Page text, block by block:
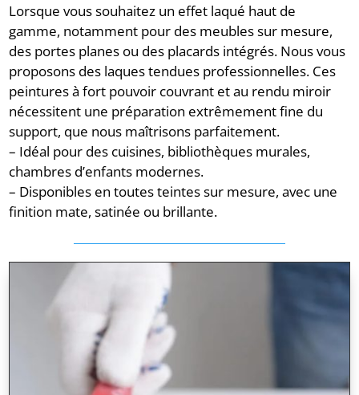
Lorsque vous souhaitez un effet laqué haut de
gamme, notamment pour des meubles sur mesure,
des portes planes ou des placards intégrés. Nous vous
proposons des laques tendues professionnelles. Ces
peintures à fort pouvoir couvrant et au rendu miroir
nécessitent une préparation extrêmement fine du
support, que nous maîtrisons parfaitement.
– Idéal pour des cuisines, bibliothèques murales,
chambres d’enfants modernes.
– Disponibles en toutes teintes sur mesure, avec une
finition mate, satinée ou brillante.